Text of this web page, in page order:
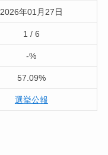
2026年01月27日
1 / 6
-%
57.09%
選挙公報